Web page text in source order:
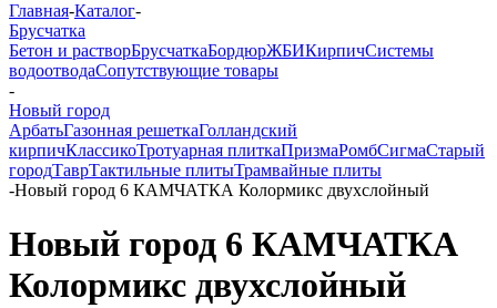
Главная-Каталог-
Брусчатка
Бетон и растворБрусчаткаБордюрЖБИКирпичСистемы
водоотводаСопутствующие товары
-
Новый город
АрбатьГазонная решеткаГолландский
кирпичКлассикоТротуарная плиткаПризмаРомбСигмаСтарый
городТаврТактильные плитыТрамвайные плиты
-Новый город 6 КАМЧАТКА Колормикс двухслойный
Новый город 6 КАМЧАТКА
Колормикс двухслойный